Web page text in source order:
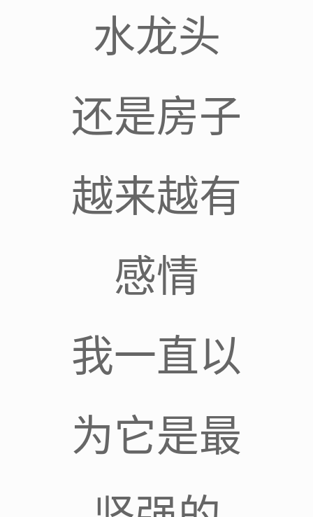
水龙头
还是房子
越来越有
感情
我一直以
为它是最